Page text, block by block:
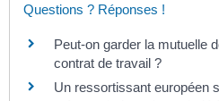
Questions ? Réponses !
Peut-on garder la mutuelle
contrat de travail ?
Un ressortissant européen